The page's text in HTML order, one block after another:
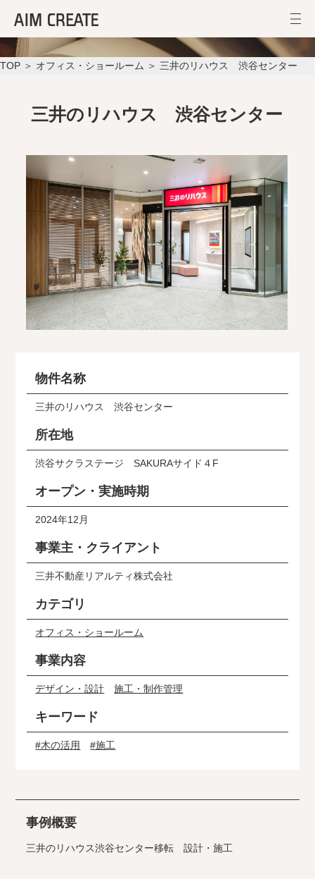
三井のリハウス 渋谷センター
TOP ＞ オフィス・ショールーム ＞ 三井のリハウス 渋谷センター
三井のリハウス 渋谷センター
物件名称
三井のリハウス 渋谷センター
所在地
渋谷サクラステージ SAKURAサイド４F
オープン・実施時期
2024年12月
事業主・クライアント
三井不動産リアルティ株式会社
カテゴリ
オフィス・ショールーム
事業内容
デザイン・設計 施工・制作管理
キーワード
#木の活用 #施工
事例概要
三井のリハウス渋谷センター移転 設計・施工